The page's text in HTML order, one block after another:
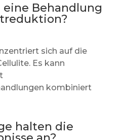
eine Behandlung
sich auf die
Es kann
kombiniert
halten die